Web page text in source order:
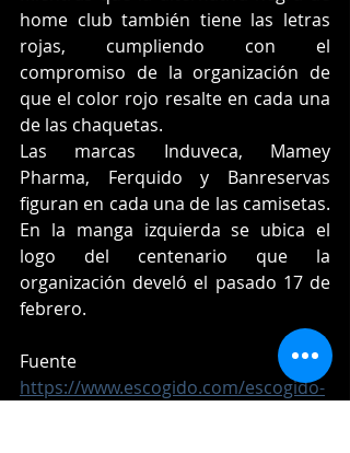
home club también tiene las letras
rojas, cumpliendo con el
compromiso de la organización de
que el color rojo resalte en cada una
de las chaquetas.
Las marcas Induveca, Mamey
Pharma, Ferquido y Banreservas
figuran en cada una de las camisetas.
En la manga izquierda se ubica el
logo del centenario que la
organización develó el pasado 17 de
febrero.
Fuente
https://www.escogido.com/escogido-